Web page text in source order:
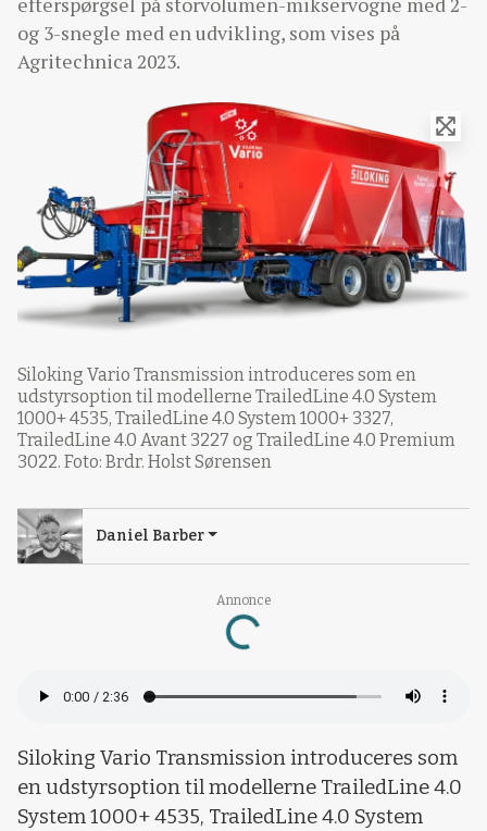
Annonce
Loading...
og 3-snegle med en udvikling, som vises på
Agritechnica 2023.
Siloking Vario Transmission introduceres som en
udstyrsoption til modellerne TrailedLine 4.0 System
1000+ 4535, TrailedLine 4.0 System 1000+ 3327,
TrailedLine 4.0 Avant 3227 og TrailedLine 4.0 Premium
3022. Foto: Brdr. Holst Sørensen
Daniel Barber
Siloking Vario Transmission introduceres som
en udstyrsoption til modellerne TrailedLine 4.0
System 1000+ 4535, TrailedLine 4.0 System